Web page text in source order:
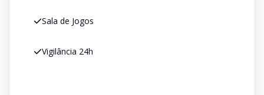
Sala de Jogos
Vigilância 24h